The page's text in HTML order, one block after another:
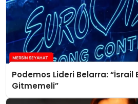
Podemos Lideri Belarra: “İsrail
Gitmemeli”